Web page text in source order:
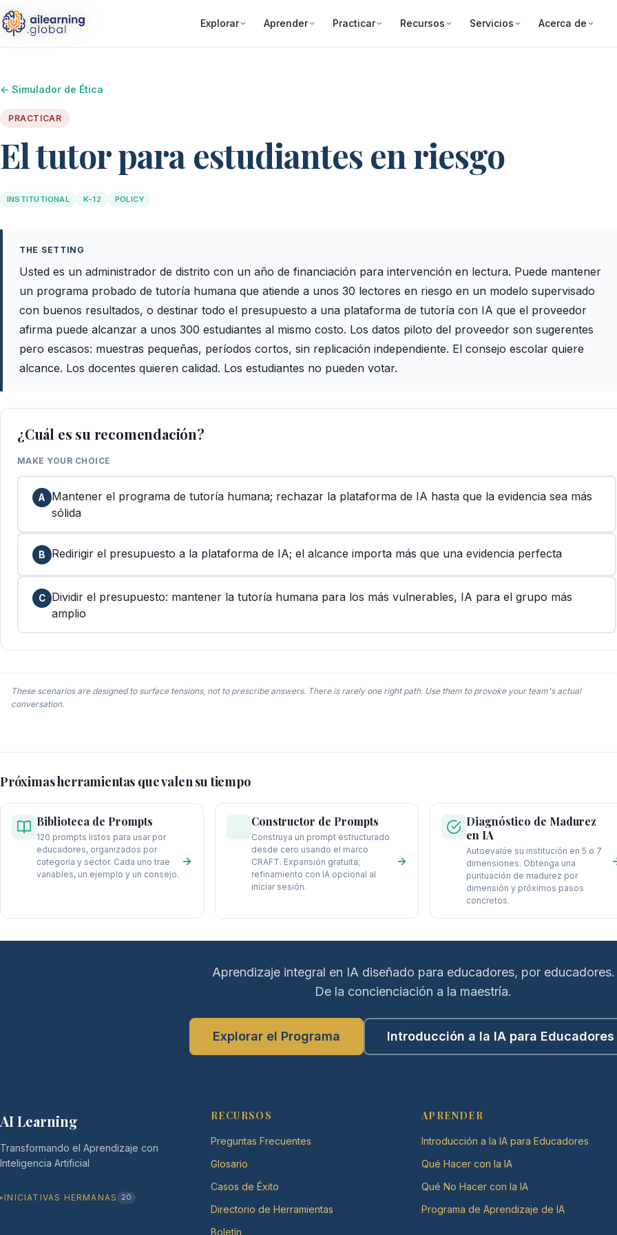
Explorar Aprender Practicar Recursos Servicios Acerca de
← Simulador de Ética
PRACTICAR
El tutor para estudiantes en riesgo
INSTITUTIONAL K-12 POLICY
THE SETTING
Usted es un administrador de distrito con un año de financiación para intervención en lectura. Puede mantener
un programa probado de tutoría humana que atiende a unos 30 lectores en riesgo en un modelo supervisado
con buenos resultados, o destinar todo el presupuesto a una plataforma de tutoría con IA que el proveedor
afirma puede alcanzar a unos 300 estudiantes al mismo costo. Los datos piloto del proveedor son sugerentes
pero escasos: muestras pequeñas, períodos cortos, sin replicación independiente. El consejo escolar quiere
alcance. Los docentes quieren calidad. Los estudiantes no pueden votar.
¿Cuál es su recomendación?
MAKE YOUR CHOICE
A Mantener el programa de tutoría humana; rechazar la plataforma de IA hasta que la evidencia sea más
sólida
B Redirigir el presupuesto a la plataforma de IA; el alcance importa más que una evidencia perfecta
C Dividir el presupuesto: mantener la tutoría humana para los más vulnerables, IA para el grupo más
amplio
These scenarios are designed to surface tensions, not to prescribe answers. There is rarely one right path. Use them to provoke your team's actual
conversation.
Próximas herramientas que valen su tiempo
Biblioteca de Prompts
120 prompts listos para usar por
educadores, organizados por
categoría y sector. Cada uno trae
variables, un ejemplo y un consejo.
→
Constructor de Prompts
Construya un prompt estructurado
desde cero usando el marco
CRAFT. Expansión gratuita;
refinamiento con IA opcional al
iniciar sesión.
→
Diagnóstico de Madurez
en IA
Autoevalúe su institución en 5 o 7
dimensiones. Obtenga una
puntuación de madurez por
dimensión y próximos pasos
concretos.
Aprendizaje integral en IA diseñado para educadores, por educadores.
De la concienciación a la maestría.
Explorar el Programa Introducción a la IA para Educadores
AI Learning
Transformando el Aprendizaje con
Inteligencia Artificial
INICIATIVAS HERMANAS 20
RECURSOS
Preguntas Frecuentes
Glosario
Casos de Éxito
Directorio de Herramientas
Boletín
APRENDER
Introducción a la IA para Educadores
Qué Hacer con la IA
Qué No Hacer con la IA
Programa de Aprendizaje de IA